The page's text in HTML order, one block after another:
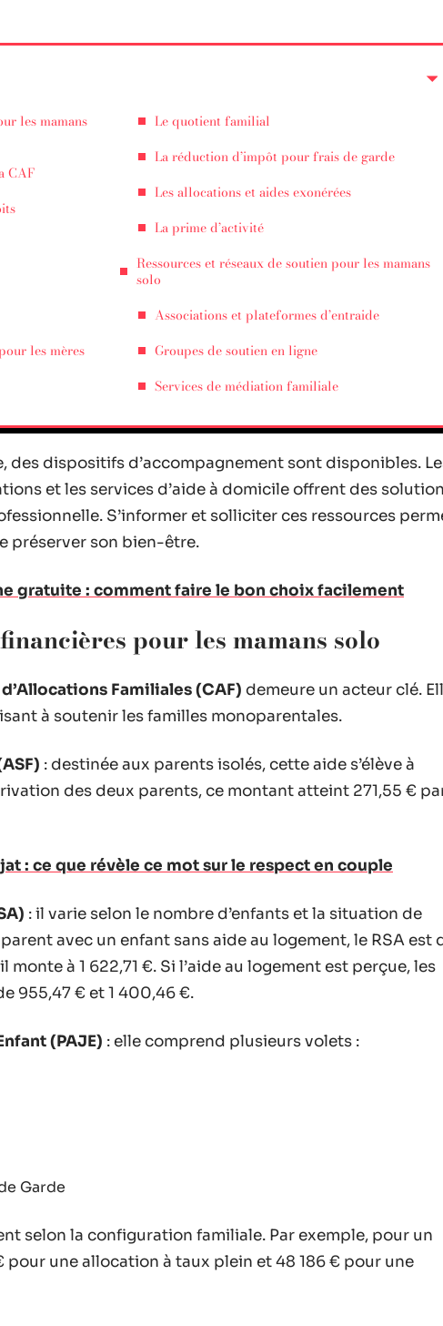
les mamans
CAF
les mères
Le quotient familial
La réduction d’impôt pour frais de garde
Les allocations et aides exonérées
La prime d’activité
Ressources et réseaux de soutien pour les mamans
solo
Associations et plateformes d’entraide
Groupes de soutien en ligne
Services de médiation familiale
des dispositifs d’accompagnement sont disponibles.
et les services d’aide à domicile offrent des
S’informer et solliciter ces ressources
préserver son bien-être.
gratuite : comment faire le bon choix facilement
pour les mamans solo
Familiales (CAF) demeure un acteur clé.
à soutenir les familles monoparentales.
: destinée aux parents isolés, cette aide s’élève à
des deux parents, ce montant atteint 271,55 €
: ce que révèle ce mot sur le respect en couple
: il varie selon le nombre d’enfants et la situation de
avec un enfant sans aide au logement, le RSA est
monte à 1 622,71 €. Si l’aide au logement est perçue, les
955,47 € et 1 400,46 €.
(PAJE) : elle comprend plusieurs volets :
Garde
selon la configuration familiale. Par exemple, pour un
une allocation à taux plein et 48 186 € pour une